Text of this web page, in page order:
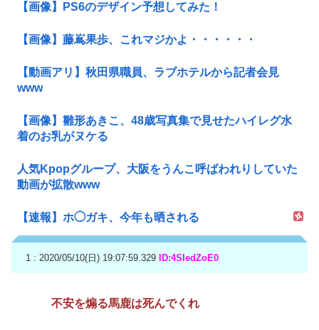
【画像】PS6のデザイン予想してみた！
【画像】藤嶌果歩、これマジかよ・・・・・・
【動画アリ】秋田県職員、ラブホテルから記者会見
www
【画像】雛形あきこ、48歳写真集で見せたハイレグ水
着のお乳がヌケる
人気Kpopグループ、大阪をうんこ呼ばわれりしていた
動画が拡散www
【速報】ホ◯ガキ、今年も晒される
1 : 2020/05/10(日) 19:07:59.329 ID:4SIedZoE0
不安を煽る馬鹿は死んでくれ